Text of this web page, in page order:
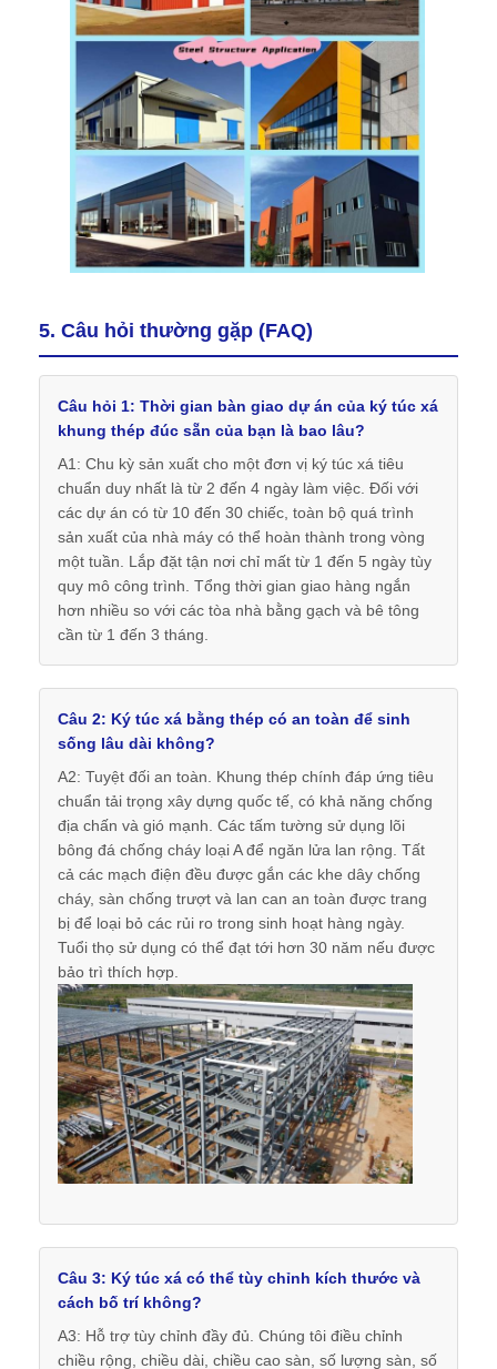
5. Câu hỏi thường gặp (FAQ)
Câu hỏi 1: Thời gian bàn giao dự án của ký túc xá
khung thép đúc sẵn của bạn là bao lâu?
A1: Chu kỳ sản xuất cho một đơn vị ký túc xá tiêu
chuẩn duy nhất là từ 2 đến 4 ngày làm việc. Đối với
các dự án có từ 10 đến 30 chiếc, toàn bộ quá trình
sản xuất của nhà máy có thể hoàn thành trong vòng
một tuần. Lắp đặt tận nơi chỉ mất từ ​​1 đến 5 ngày tùy
quy mô công trình. Tổng thời gian giao hàng ngắn
hơn nhiều so với các tòa nhà bằng gạch và bê tông
cần từ 1 đến 3 tháng.
Câu 2: Ký túc xá bằng thép có an toàn để sinh
sống lâu dài không?
A2: Tuyệt đối an toàn. Khung thép chính đáp ứng tiêu
chuẩn tải trọng xây dựng quốc tế, có khả năng chống
địa chấn và gió mạnh. Các tấm tường sử dụng lõi
bông đá chống cháy loại A để ngăn lửa lan rộng. Tất
cả các mạch điện đều được gắn các khe dây chống
cháy, sàn chống trượt và lan can an toàn được trang
bị để loại bỏ các rủi ro trong sinh hoạt hàng ngày.
Tuổi thọ sử dụng có thể đạt tới hơn 30 năm nếu được
bảo trì thích hợp.
Câu 3: Ký túc xá có thể tùy chỉnh kích thước và
cách bố trí không?
A3: Hỗ trợ tùy chỉnh đầy đủ. Chúng tôi điều chỉnh
chiều rộng, chiều dài, chiều cao sàn, số lượng sàn, số